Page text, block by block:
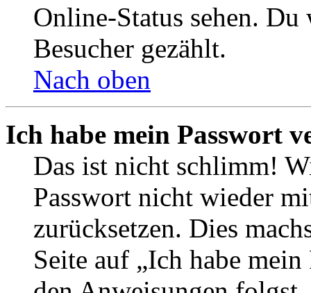
Online-Status sehen.
Besucher gezählt.
Nach oben
Ich habe mein Passwort
Das ist nicht schlimm!
Passwort nicht wieder
zurücksetzen. Dies
Seite auf „Ich habe